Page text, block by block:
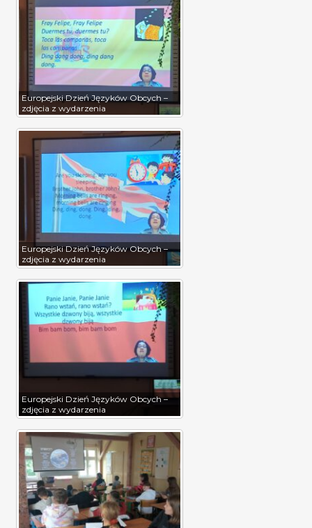
Europejski Dzień Języków Obcych –
zdjęcia z wydarzenia
Europejski Dzień Języków Obcych –
zdjęcia z wydarzenia
Europejski Dzień Języków Obcych –
zdjęcia z wydarzenia